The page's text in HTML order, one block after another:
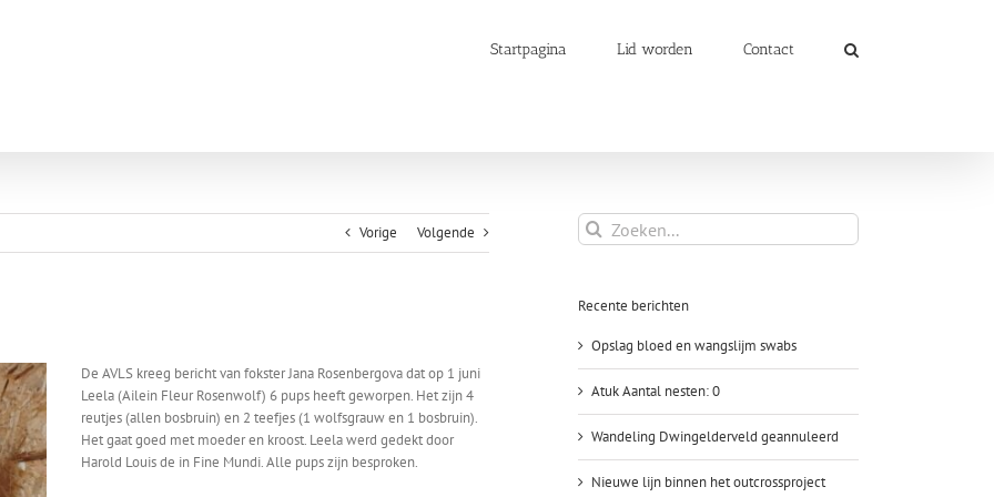
Startpagina Lid worden Contact
Vorige Volgende
De AVLS kreeg bericht van fokster Jana Rosenbergova dat op 1 juni
Leela (Ailein Fleur Rosenwolf) 6 pups heeft geworpen. Het zijn 4
reutjes (allen bosbruin) en 2 teefjes (1 wolfsgrauw en 1 bosbruin).
Het gaat goed met moeder en kroost. Leela werd gedekt door
Harold Louis de in Fine Mundi. Alle pups zijn besproken.
Zoeken
naar:
Recente berichten
Opslag bloed en wangslijm swabs
Atuk Aantal nesten: 0
Wandeling Dwingelderveld geannuleerd
Nieuwe lijn binnen het outcrossproject